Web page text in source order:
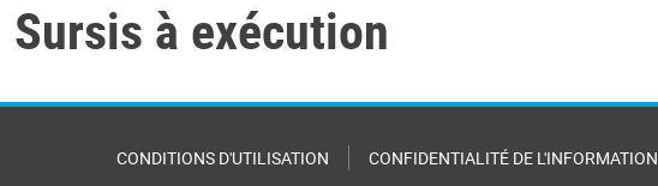
Sursis à exécution
CONDITIONS D'UTILISATION CONFIDENTIALITÉ DE L'INFORMATION